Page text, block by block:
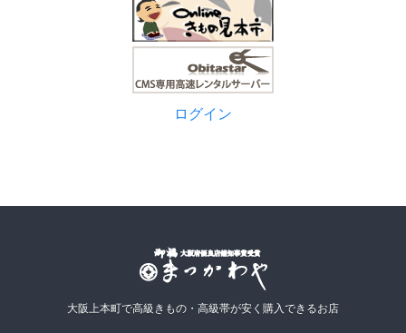
ログイン
大阪上本町で高級きもの・高級帯が安く購入できるお店